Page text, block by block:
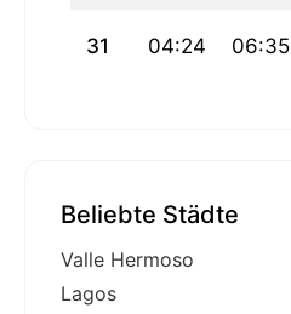
31 04:24 06:35
Beliebte Städte
Valle Hermoso
Lagos